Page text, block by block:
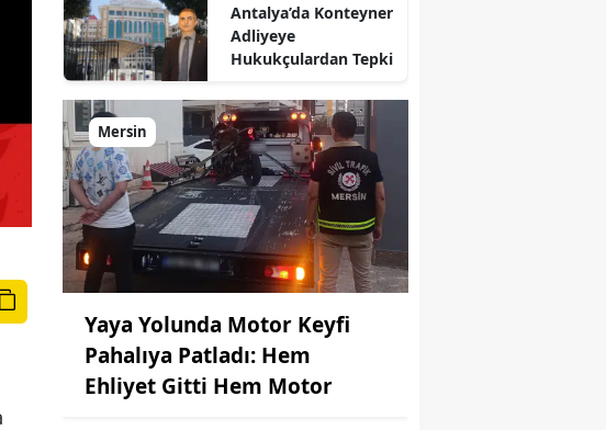
Antalya’da Konteyner
Adliyeye
Hukukçulardan Tepki
Mersin
Yaya Yolunda Motor Keyfi
Pahalıya Patladı: Hem
Ehliyet Gitti Hem Motor